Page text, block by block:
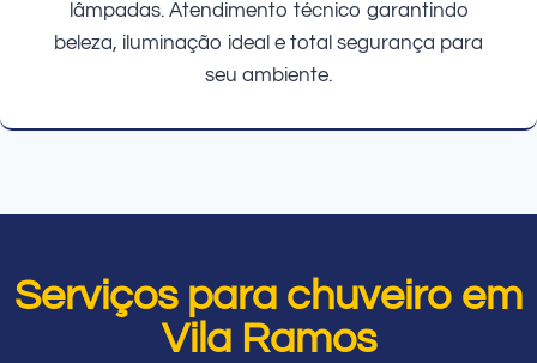
lâmpadas. Atendimento técnico garantindo
beleza, iluminação ideal e total segurança para
seu ambiente.
Serviços para chuveiro em
Vila Ramos